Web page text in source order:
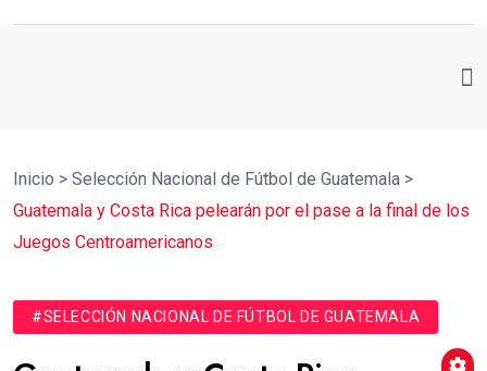
Inicio > Selección Nacional de Fútbol de Guatemala >
Guatemala y Costa Rica pelearán por el pase a la final de los
Juegos Centroamericanos
#SELECCIÓN NACIONAL DE FÚTBOL DE GUATEMALA